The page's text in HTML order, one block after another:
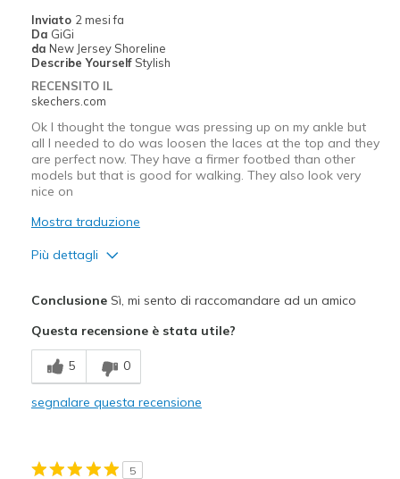
Width
Feels true to width
Sizing
Feels true to size
View On Shoes
Inviato 2 mesi fa
Da GiGi
da New Jersey Shoreline
Describe Yourself Stylish
RECENSITO IL
skechers.com
Ok I thought the tongue was pressing up on my ankle but
all I needed to do was loosen the laces at the top and they
are perfect now. They have a firmer footbed than other
models but that is good for walking. They also look very
nice on
Mostra traduzione
Più dettagli
Migliori Utilizzi:
Casual Wear
Travel
Sizing
Feels true to size
ConclusioneSì, mi sento di raccomandare ad un amico
Questa recensione è stata utile?
5 0
segnalare questa recensione
5